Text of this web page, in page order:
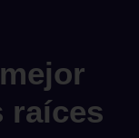
raíces